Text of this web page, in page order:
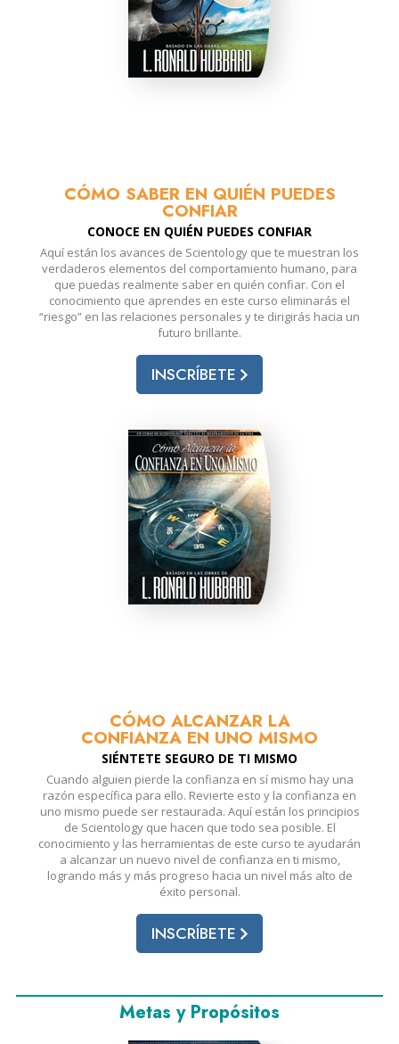
CÓMO SABER EN QUIÉN PUEDES
CONFIAR
CONOCE EN QUIÉN PUEDES CONFIAR
Aquí están los avances de Scientology que te muestran los
verdaderos elementos del comportamiento humano, para
que puedas realmente saber en quién confiar. Con el
conocimiento que aprendes en este curso eliminarás el
“riesgo” en las relaciones personales y te dirigirás hacia un
futuro brillante.
INSCRÍBETE
CÓMO ALCANZAR LA
CONFIANZA EN UNO MISMO
SIÉNTETE SEGURO DE TI MISMO
Cuando alguien pierde la confianza en sí mismo hay una
razón específica para ello. Revierte esto y la confianza en
uno mismo puede ser restaurada. Aquí están los principios
de Scientology que hacen que todo sea posible. El
conocimiento y las herramientas de este curso te ayudarán
a alcanzar un nuevo nivel de confianza en ti mismo,
logrando más y más progreso hacia un nivel más alto de
éxito personal.
INSCRÍBETE
Metas y Propósitos